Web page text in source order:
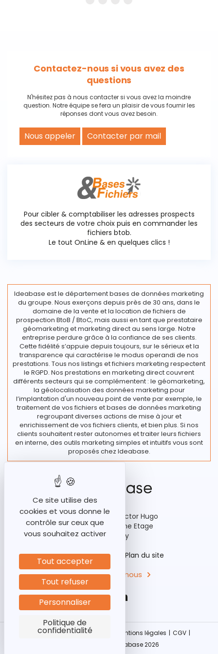
Contactez-nous si vous avez des
questions
N'hésitez pas à nous contacter si vous avez la moindre
question. Notre équipe se fera un plaisir de vous fournir les
réponses dont vous avez besoin.
Nous appeler Contacter par mail
Pour cibler & comptabiliser les adresses prospects
des secteurs de votre choix puis en commander les
fichiers btob.
Le tout OnLine & en quelques clics !
Ideabase est le département bases de données marketing
du groupe. Nous exerçons depuis près de 30 ans, dans le
domaine de la vente et la location de fichiers de
prospection BtoB / BtoC, mais aussi en tant que prestataire
géomarketing et marketing direct au sens large. Notre
entreprise perdure grâce à la confiance de ses clients.
Cette fidélité s’appuie depuis toujours, sur le sérieux et la
transparence qui caractérise le modus operandi de nos
prestations. Tous nos listings et fichiers marketing respectent
le RGPD. Nos prestations en marketing direct couvrent
différents secteurs qui se complémentent : le géomarketing,
la géolocalisation des données marketing pour
l’implantation d'un nouveau point de vente par exemple, le
traitement de vos fichiers et bases de données marketing
regroupant diverses actions de mise à jour et
enrichissement de vos fichiers clients, et bien plus. Si nos
clients souhaitent rester autonomes et traiter leurs fichiers
en interne, des outils marketing simples et intuitifs vous sont
proposés chez Ideabase.
92-98 Boulevard Victor Hugo
Bâtiment A3, 15ème Etage
92110 Clichy
Historique
Aides Plan du site
Contactez-nous
Politique protection données Mentions légales | CGV |
©Ideabase 2026
Ce site utilise des
cookies et vous donne le
contrôle sur ceux que
vous souhaitez activer
Tout accepter
Tout refuser
Personnaliser
Politique de
confidentialité